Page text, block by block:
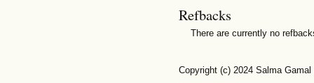
Refbacks
There are currently no
Copyright (c) 2024 Salma Gamal